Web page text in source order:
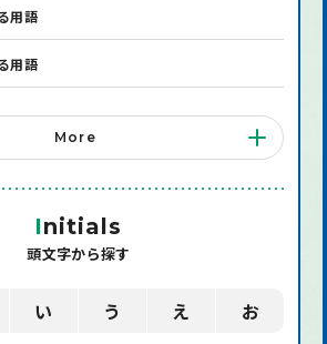
用語
用語
する用語
する用語
用語
する用語
More
Initials
頭文字から探す
い う え お